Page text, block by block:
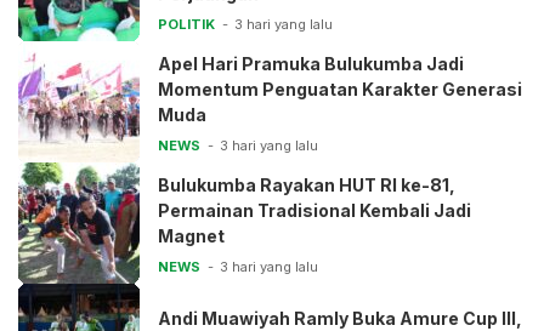
POLITIK 3 hari yang lalu
Apel Hari Pramuka Bulukumba Jadi
Momentum Penguatan Karakter Generasi
Muda
NEWS 3 hari yang lalu
Bulukumba Rayakan HUT RI ke-81,
Permainan Tradisional Kembali Jadi
Magnet
NEWS 3 hari yang lalu
Andi Muawiyah Ramly Buka Amure Cup III,